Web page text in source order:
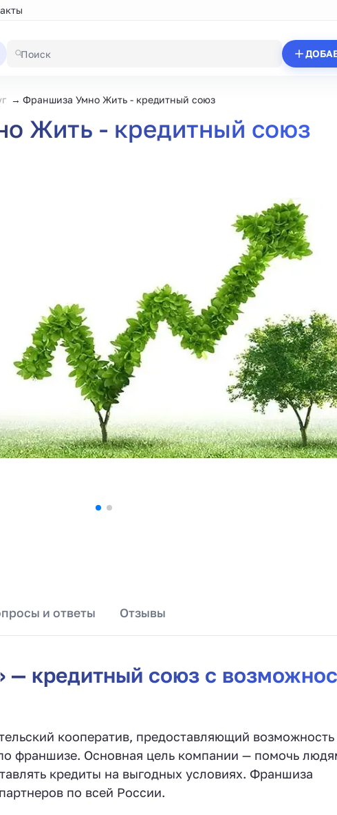
Франшиза Умно Жить - кредитный союз
Жить - кредитный союз
и ответы Отзывы
кредитный союз с
кооператив, предоставляющий возможность
франшизе. Основная цель компании — помочь
кредиты на выгодных условиях. Франшиза
по всей России.